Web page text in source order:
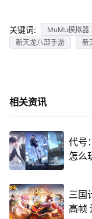
关键词: MuMu模拟器
新天龙八部手游
新
相关资讯
代号
怎么
三国
高帧